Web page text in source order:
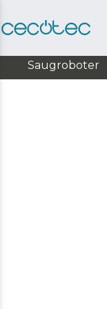
Saugroboter